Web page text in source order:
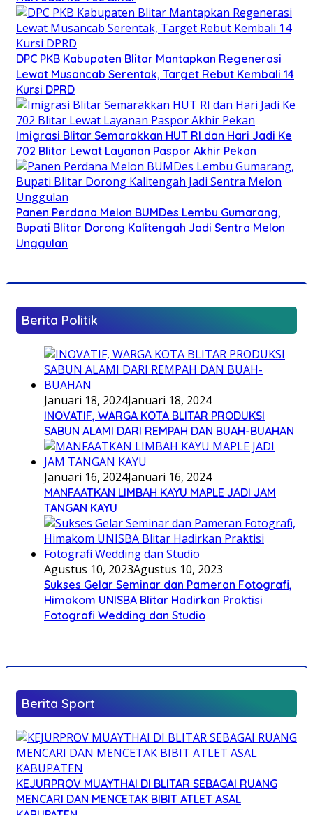
DPC PKB Kabupaten Blitar Mantapkan Regenerasi
Lewat Musancab Serentak, Target Rebut Kembali 14
Kursi DPRD
Imigrasi Blitar Semarakkan HUT RI dan Hari Jadi Ke
702 Blitar Lewat Layanan Paspor Akhir Pekan
Panen Perdana Melon BUMDes Lembu Gumarang,
Bupati Blitar Dorong Kalitengah Jadi Sentra Melon
Unggulan
Berita Politik
Januari 18, 2024Januari 18, 2024
INOVATIF, WARGA KOTA BLITAR PRODUKSI
SABUN ALAMI DARI REMPAH DAN BUAH-BUAHAN
Januari 16, 2024Januari 16, 2024
MANFAATKAN LIMBAH KAYU MAPLE JADI JAM
TANGAN KAYU
Agustus 10, 2023Agustus 10, 2023
Sukses Gelar Seminar dan Pameran Fotografi,
Himakom UNISBA Blitar Hadirkan Praktisi
Fotografi Wedding dan Studio
Berita Sport
KEJURPROV MUAYTHAI DI BLITAR SEBAGAI RUANG
MENCARI DAN MENCETAK BIBIT ATLET ASAL